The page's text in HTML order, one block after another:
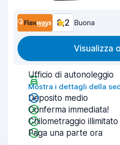
8,2 Buona
Visualizza
Ufficio di autonoleggio
Mostra i dettagli della
Deposito medio
Conferma immediata!
Chilometraggio illimitato
Paga una parte ora